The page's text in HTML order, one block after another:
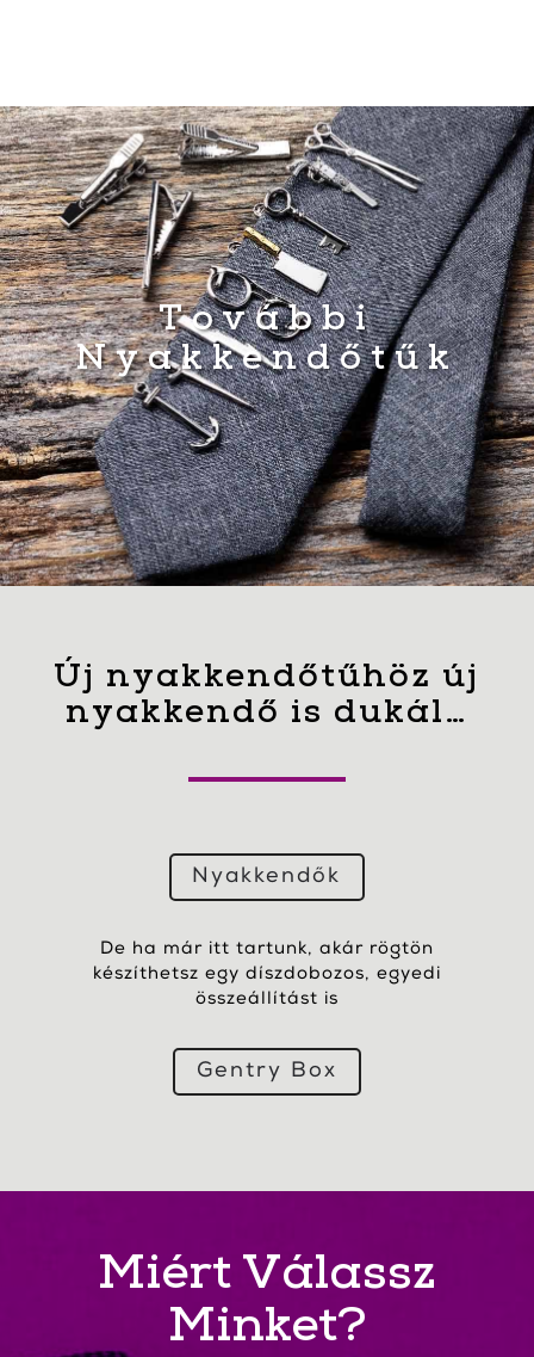
További
Nyakkendőtűk
Új nyakkendőtűhöz új
nyakkendő is dukál…
Nyakkendők
De ha már itt tartunk, akár rögtön
készíthetsz egy díszdobozos, egyedi
összeállítást is
Gentry Box
Miért Válassz
Minket?